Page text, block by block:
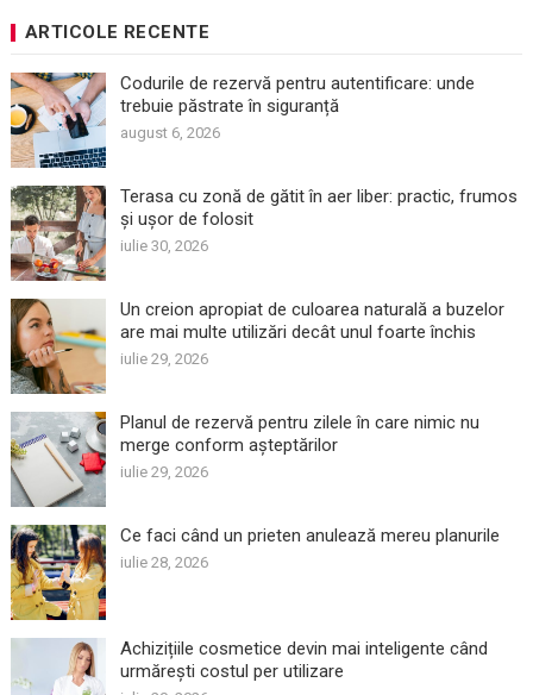
ARTICOLE RECENTE
Codurile de rezervă pentru autentificare: unde
trebuie păstrate în siguranță
august 6, 2026
Terasa cu zonă de gătit în aer liber: practic, frumos
și ușor de folosit
iulie 30, 2026
Un creion apropiat de culoarea naturală a buzelor
are mai multe utilizări decât unul foarte închis
iulie 29, 2026
Planul de rezervă pentru zilele în care nimic nu
merge conform așteptărilor
iulie 29, 2026
Ce faci când un prieten anulează mereu planurile
iulie 28, 2026
Achizițiile cosmetice devin mai inteligente când
urmărești costul per utilizare